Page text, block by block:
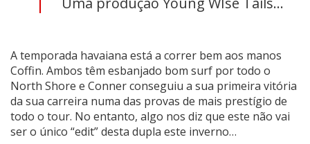
A temporada havaiana está a correr bem aos manos
Coffin. Ambos têm esbanjado bom surf por todo o
North Shore e Conner conseguiu a sua primeira vitória
da sua carreira numa das provas de mais prestígio de
todo o tour. No entanto, algo nos diz que este não vai
ser o único “edit” desta dupla este inverno…